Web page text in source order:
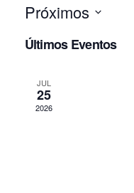
Próximos
a
Últimos Eventos
JUL
25
2026